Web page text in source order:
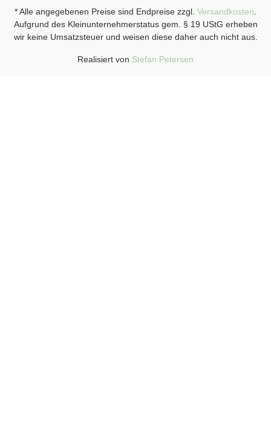
* Alle angegebenen Preise sind Endpreise zzgl. Versandkosten
Aufgrund des Kleinunternehmerstatus gem. § 19 UStG erheben
wir keine Umsatzsteuer und weisen diese daher auch nicht aus.
Realisiert von Stefan Petersen